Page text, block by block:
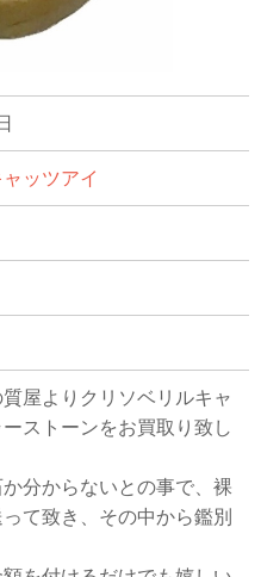
ッツアイ
屋よりクリソベリルキャ
ストーンをお買取り致し
分からないとの事で、裸
て致き、その中から鑑別